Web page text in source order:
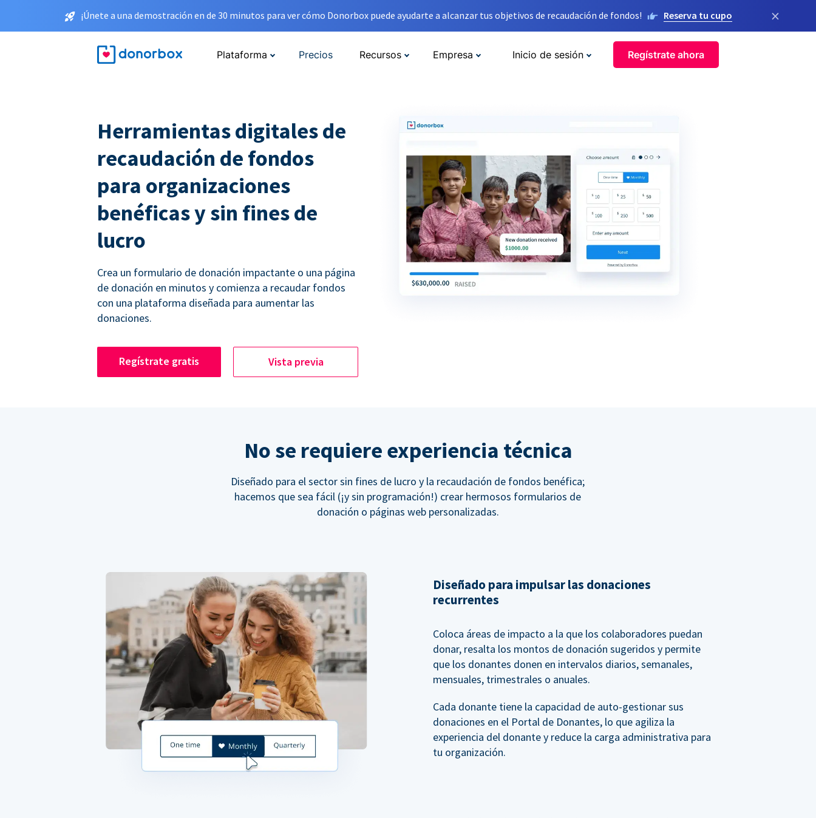
¡Únete a una demostración en de 30 minutos para ver cómo Donorbox puede ayudarte a alcanzar tus objetivos de recaudación de fondos! Reserva tu cupo ×
Plataforma Precios Recursos Empresa Inicio de sesión Regístrate ahora
Herramientas digitales de
recaudación de fondos
para organizaciones
benéficas y sin fines de
lucro
Crea un formulario de donación impactante o una página
de donación en minutos y comienza a recaudar fondos
con una plataforma diseñada para aumentar las
donaciones.
Regístrate gratis Vista previa
No se requiere experiencia técnica
Diseñado para el sector sin fines de lucro y la recaudación de fondos benéfica;
hacemos que sea fácil (¡y sin programación!) crear hermosos formularios de
donación o páginas web personalizadas.
Diseñado para impulsar las donaciones
recurrentes
Coloca áreas de impacto a la que los colaboradores puedan
donar, resalta los montos de donación sugeridos y permite
que los donantes donen en intervalos diarios, semanales,
mensuales, trimestrales o anuales.
Cada donante tiene la capacidad de auto-gestionar sus
donaciones en el Portal de Donantes, lo que agiliza la
experiencia del donante y reduce la carga administrativa para
tu organización.